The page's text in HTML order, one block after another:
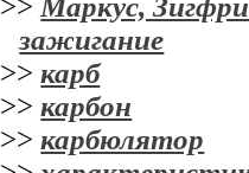
>> Маркус,
зажигание
>>карб
>>карбон
>>карбюлятор